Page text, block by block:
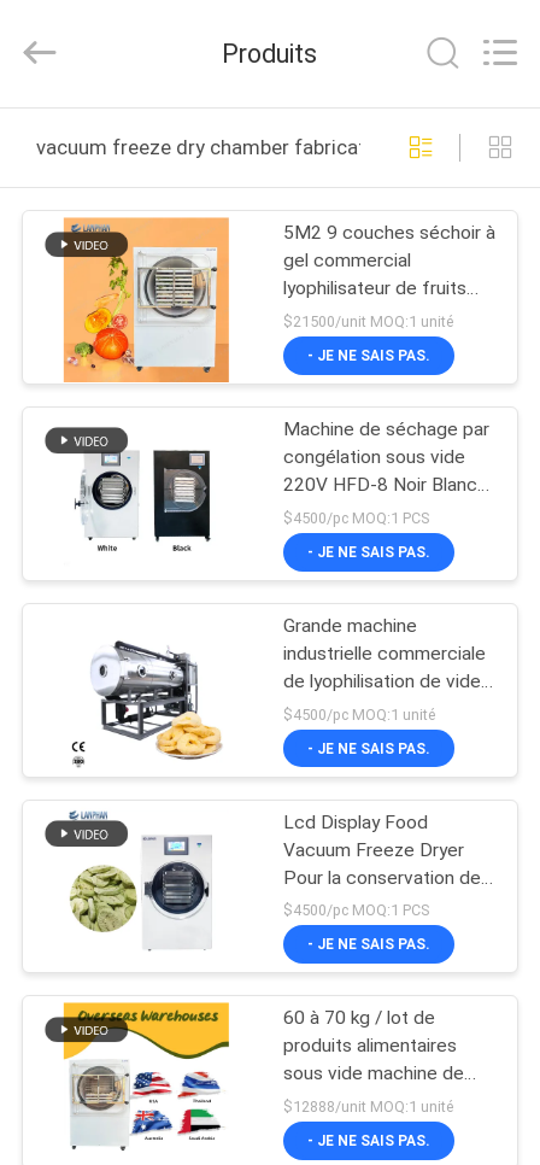
MAISON
PRODUITS
VIDÉOS
SUJET
NOUS
VISITE
D'USINE
CONTRÔLE
QUALITÉ
CONTACTEZ-
NOUS
DEMANDEZ
UNE
CITATION
PLAN
Lanphan
Industry
Rights
Produits
vacuum freeze dry chamber fabrication en ligne
5M2 9 couches séchoir à
gel commercial
lyophilisateur de fruits
machine à sécher sous
vide à gel
$21500/unit MOQ:1 unité
- JE NE SAIS PAS.
Machine de séchage par
congélation sous vide
220V HFD-8 Noir Blanc
Grande capacité
$4500/pc MOQ:1 PCS
- JE NE SAIS PAS.
Grande machine
industrielle commerciale
de lyophilisation de vide
de lyophilisateur pour le
légume de nourriture
$4500/pc MOQ:1 unité
- JE NE SAIS PAS.
Lcd Display Food
Vacuum Freeze Dryer
Pour la conservation des
aliments
$4500/pc MOQ:1 PCS
- JE NE SAIS PAS.
60 à 70 kg / lot de
produits alimentaires
sous vide machine de
séchage par congélation
commercial séchoir par
congélation lyophilisateur
$12888/unit MOQ:1 unité
- JE NE SAIS PAS.